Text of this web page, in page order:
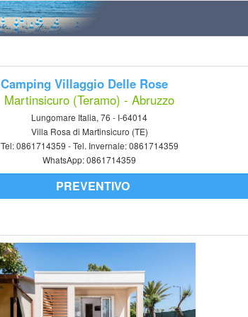
Camping Villaggio Delle Rose
Martinsicuro (Teramo) - Abruzzo
Lungomare Italia, 76 - I-64014
Villa Rosa di Martinsicuro (TE)
Tel:0861714359 - Tel. Invernale:0861714359
WhatsApp:0861714359
PREVENTIVO